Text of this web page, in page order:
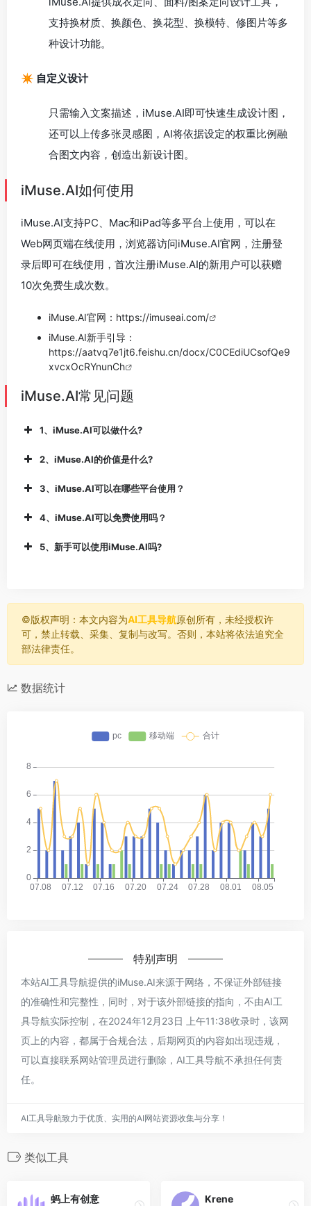
支持换材质、换颜色、换花型、换模特、修图片等多
种设计功能。
✴️ 自定义设计
只需输入文案描述，iMuse.AI即可快速生成设计图，
还可以上传多张灵感图，AI将依据设定的权重比例融
合图文内容，创造出新设计图。
iMuse.AI如何使用
iMuse.AI支持PC、Mac和iPad等多平台上使用，可以在
Web网页端在线使用，浏览器访问iMuse.AI官网，注册登
录后即可在线使用，首次注册iMuse.AI的新用户可以获赠
10次免费生成次数。
iMuse.AI官网： https://imuseai.com/
iMuse.AI新手引导：
https://aatvq7e1jt6.feishu.cn/docx/C0CEdiUCsofQe9
xvcxOcRYnunCh
iMuse.AI常见问题
1、iMuse.AI可以做什么?
2、iMuse.AI的价值是什么?
3、iMuse.AI可以在哪些平台使用？
4、iMuse.AI可以免费使用吗？
5、新手可以使用iMuse.AI吗?
©️版权声明：本文内容为AI工具导航原创所有，未经授权许
可，禁止转载、采集、复制与改写。否则，本站将依法追究全
部法律责任。
数据统计
特别声明
本站AI工具导航提供的iMuse.AI来源于网络，不保证外部链接
的准确性和完整性，同时，对于该外部链接的指向，不由AI工
具导航实际控制，在2024年12月23日 上午11:38收录时，该网
页上的内容，都属于合规合法，后期网页的内容如出现违规，
可以直接联系网站管理员进行删除，AI工具导航不承担任何责
任。
AI工具导航致力于优质、实用的AI网站资源收集与分享！
类似工具
蚂上有创意 Krene